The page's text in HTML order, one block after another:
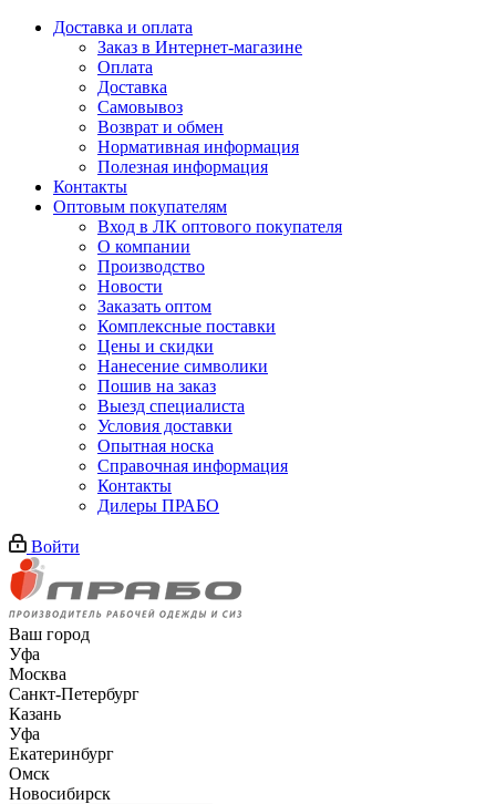
Доставка и оплата
Заказ в Интернет-магазине
Оплата
Доставка
Самовывоз
Возврат и обмен
Нормативная информация
Полезная информация
Контакты
Оптовым покупателям
Вход в ЛК оптового покупателя
О компании
Производство
Новости
Заказать оптом
Комплексные поставки
Цены и скидки
Нанесение символики
Пошив на заказ
Выезд специалиста
Условия доставки
Опытная носка
Справочная информация
Контакты
Дилеры ПРАБО
Войти
Ваш город
Уфа
Москва
Санкт-Петербург
Казань
Уфа
Екатеринбург
Омск
Новосибирск